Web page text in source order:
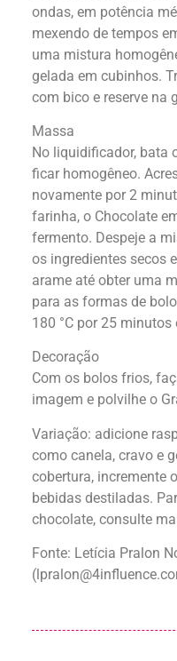
ondas, em potência
mexendo de tempos
uma mistura
gelada em cubinhos.
com bico e reserve na
Massa
No liquidificador, bata
ficar homogêneo.
novamente por 2
farinha, o Chocolate
fermento. Despeje a
os ingredientes secos
arame até obter uma
para as formas de
180 °C por 25
Decoração
Com os bolos frios,
imagem e polvilhe o
Variação: adicione
como canela, cravo e
cobertura, incremente
bebidas destiladas.
chocolate, consulte
Fonte: Letícia Pralon
(